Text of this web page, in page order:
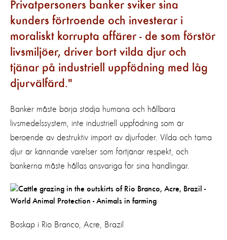
Privatpersoners banker sviker sina
kunders förtroende och investerar i
moraliskt korrupta affärer - de som förstör
livsmiljöer, driver bort vilda djur och
tjänar på industriell uppfödning med låg
djurvälfärd.
Banker måste börja stödja humana och hållbara
livsmedelssystem, inte industriell uppfödning som är
beroende av destruktiv import av djurfoder. Vilda och tama
djur är kännande varelser som förtjänar respekt, och
bankerna måste hållas ansvariga för sina handlingar.
Boskap i Rio Branco, Acre, Brazil